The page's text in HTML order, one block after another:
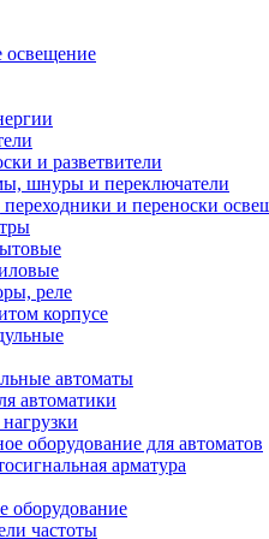
освещение
и разветвители
шнуры и переключатели
переходники и переноски
реле
корпусе
автоматы
автоматики
оборудование для автоматов
арматура
оборудование
частоты